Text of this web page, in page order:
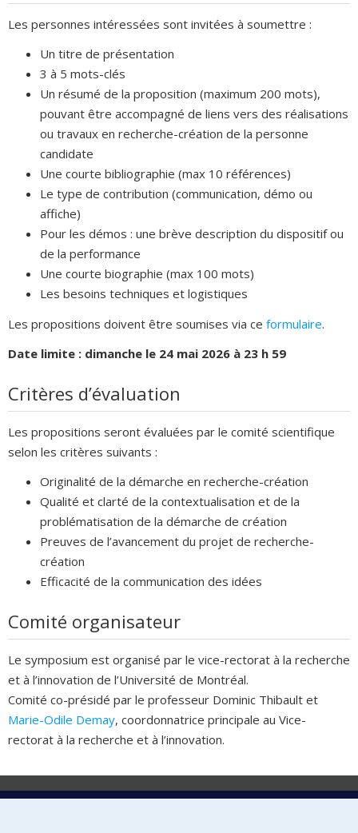
Les personnes intéressées sont invitées à soumettre :
Un titre de présentation
3 à 5 mots-clés
Un résumé de la proposition (maximum 200 mots),
pouvant être accompagné de liens vers des réalisations
ou travaux en recherche-création de la personne
candidate
Une courte bibliographie (max 10 références)
Le type de contribution (communication, démo ou
affiche)
Pour les démos : une brève description du dispositif ou
de la performance
Une courte biographie (max 100 mots)
Les besoins techniques et logistiques
Les propositions doivent être soumises via ce formulaire.
Date limite : dimanche le 24 mai 2026 à 23 h 59
Critères d’évaluation
Les propositions seront évaluées par le comité scientifique
selon les critères suivants :
Originalité de la démarche en recherche-création
Qualité et clarté de la contextualisation et de la
problématisation de la démarche de création
Preuves de l’avancement du projet de recherche-
création
Efficacité de la communication des idées
Comité organisateur
Le symposium est organisé par le vice-rectorat à la recherche
et à l’innovation de l’Université de Montréal.
Comité co-présidé par le professeur Dominic Thibault et
Marie-Odile Demay, coordonnatrice principale au Vice-
rectorat à la recherche et à l’innovation.
Laboratoire d'innovation